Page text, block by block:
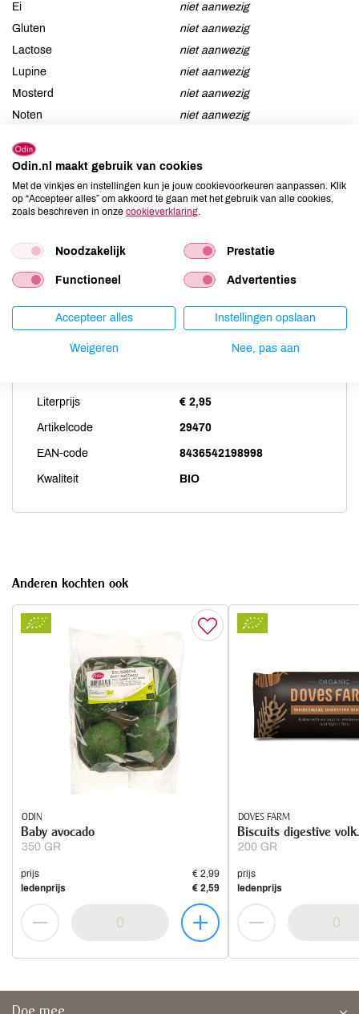
Ei
niet aanwezig
Gluten
niet aanwezig
Lactose
niet aanwezig
Lupine
niet aanwezig
Mosterd
niet aanwezig
Noten
niet aanwezig
Selderij
Soja
aanwezig
niet aanwezig
Weekdieren
niet aanwezig
Zwaveldioxide / sulfieten
niet aanwezig
Productspecificaties
Literprijs € 2,95
Artikelcode 29470
EAN-code 8436542198998
Kwaliteit BIO
Anderen kochten ook
ODIN
350 GR
Baby avocado
prijs
€ 2,99
ledenprijs
€ 2,59
DOVES FARM
200 GR
Biscuits digestive
prijs
ledenprijs
Odin.nl maakt gebruik van cookies
Met de vinkjes en instellingen kun je jouw cookievoorkeuren aanpassen. Klik
op “Accepteer alles” om akkoord te gaan met het gebruik van alle cookies,
zoals beschreven in onze cookieverklaring.
Noodzakelijk Prestatie
Functioneel Advertenties
Accepteer alles Instellingen opslaan
Weigeren Nee, pas aan